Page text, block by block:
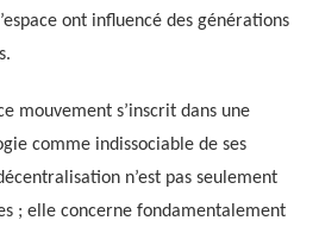
ont influencé des générations
mouvement s’inscrit dans une
comme indissociable de ses
n’est pas seulement
; elle concerne fondamentalement